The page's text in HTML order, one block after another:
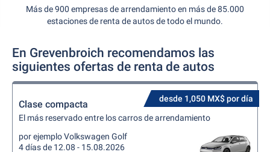
Más de 900 empresas de arrendamiento en más de 85.000
estaciones de renta de autos de todo el mundo.
En Grevenbroich recomendamos las
siguientes ofertas de renta de autos
desde 1,050 MX$ por día
Clase compacta
El más reservado entre los carros de arrendamiento
por ejemplo Volkswagen Golf
4 días de 12.08 - 15.08.2026